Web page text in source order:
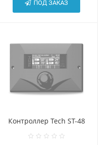
ПОД ЗАКАЗ
Контроллер Tech ST-48